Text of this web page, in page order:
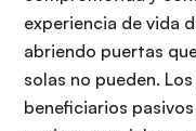
experiencia de vida
abriendo puertas
solas no pueden.
beneficiarios